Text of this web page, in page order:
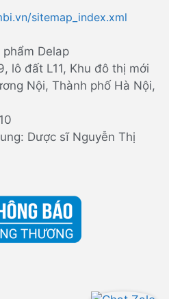
sitemap_index.xml
Delap
lô đất L11, Khu đô thị mới
Nội, Thành phố Hà Nội,
Dược sĩ Nguyễn Thị